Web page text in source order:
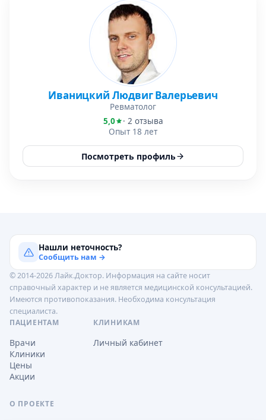
Иваницкий Людвиг Валерьевич
Ревматолог
5,0
· 2 отзыва
Опыт 18 лет
Посмотреть профиль
Нашли неточность?
Сообщить нам →
© 2014-2026 Лайк.Доктор. Информация на сайте носит
справочный характер и не является медицинской консультацией.
Имеются противопоказания. Необходима консультация
специалиста.
ПАЦИЕНТАМ
Врачи
Клиники
Цены
Акции
КЛИНИКАМ
Личный кабинет
О ПРОЕКТЕ